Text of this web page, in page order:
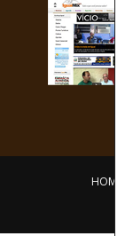
HOME